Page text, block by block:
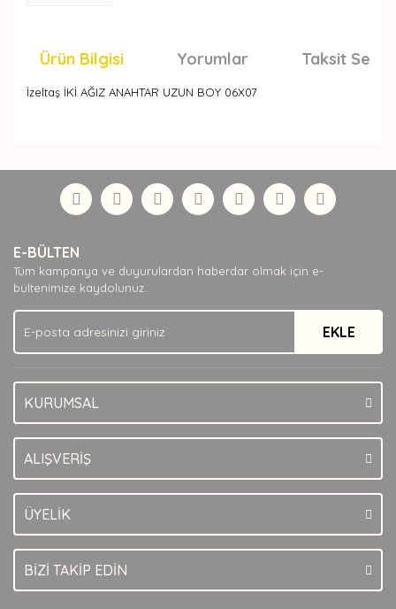
Ürün Bilgisi Yorumlar Taksit
İzeltaş İKİ AĞIZ ANAHTAR UZUN BOY 06X07
Yorum Yaz
formunu kullanarak tarafımıza iletebilirsiniz.
Görüş ve önerileriniz için teşekkür ederiz.
Ürün açıklamasında eksik bilgiler bulunuyor.
Ürün bilgilerinde hatalar bulunuyor.
Ürün fiyatı diğer sitelerden daha pahalı.
Bu ürüne benzer farklı alternatifler olmalı.
E-BÜLTEN
Tüm kampanya ve duyurulardan haberdar olmak için e-
bültenimize kaydolunuz.
EKLE
KURUMSAL
ALIŞVERİŞ
ÜYELİK
BİZİ TAKİP EDİN